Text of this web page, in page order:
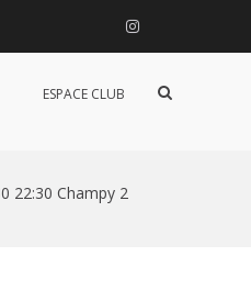
Instagram
ESPACE CLUB
Afficher
22:30 Champy 2